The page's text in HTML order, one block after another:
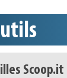
Scoop.it